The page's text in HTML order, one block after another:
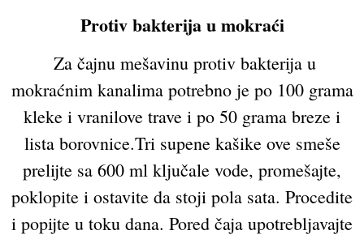
Protiv bakterija u mokraći
Za čajnu mešavinu protiv bakterija u
mokraćnim kanalima potrebno je po 100 grama
kleke i vranilove trave i po 50 grama breze i
lista borovnice.Tri supene kašike ove smeše
prelijte sa 600 ml ključale vode, promešajte,
poklopite i ostavite da stoji pola sata. Procedite
i popijte u toku dana. Pored čaja upotrebljavajte